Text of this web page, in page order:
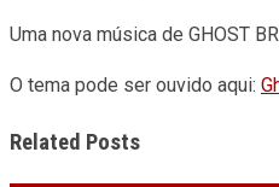
Uma nova música de GHOST
O tema pode ser ouvido aqui:
Related Posts